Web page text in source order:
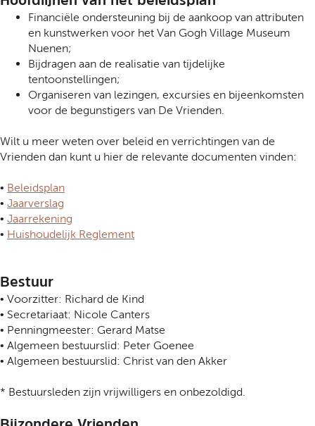
Financiële ondersteuning bij de aankoop van attributen
en kunstwerken voor het Van Gogh Village Museum
Nuenen;
Bijdragen aan de realisatie van tijdelijke
tentoonstellingen;
Organiseren van lezingen, excursies en bijeenkomsten
voor de begunstigers van De Vrienden.
Wilt u meer weten over beleid en verrichtingen van de
Vrienden dan kunt u hier de relevante documenten vinden:
• Beleidsplan
• Jaarverslag
• Jaarrekening
• Huishoudelijk Reglement
Bestuur
• Voorzitter: Richard de Kind
• Secretariaat: Nicole Canters
• Penningmeester: Gerard Matse
• Algemeen bestuurslid: Peter Goenee
• Algemeen bestuurslid: Christ van den Akker
* Bestuursleden zijn vrijwilligers en onbezoldigd.